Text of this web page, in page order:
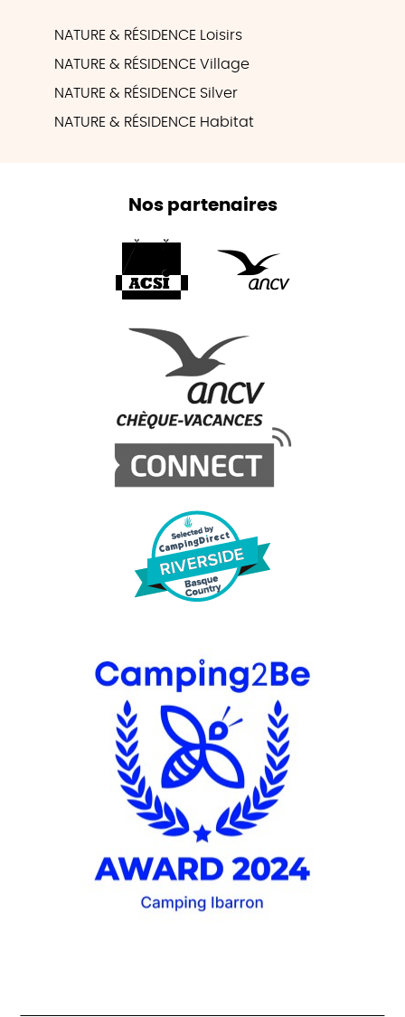
NATURE & RÉSIDENCE Loisirs
NATURE & RÉSIDENCE Village
NATURE & RÉSIDENCE Silver
NATURE & RÉSIDENCE Habitat
Nos partenaires